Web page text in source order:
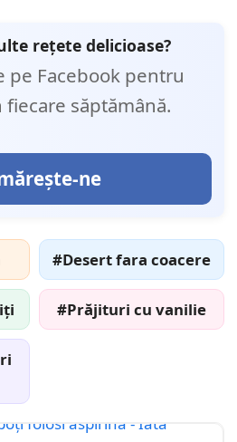
rețete delicioase?
pe Facebook pentru
săptămână.
ne
#Desert fara coacere
#Prăjituri cu vanilie